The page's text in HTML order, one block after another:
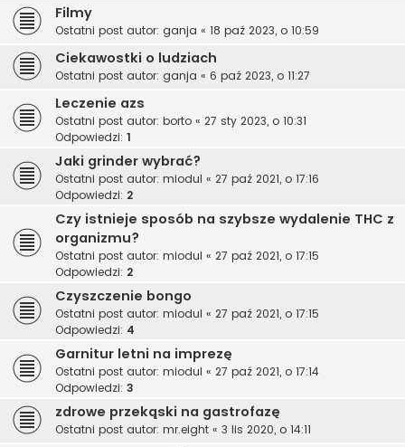
Filmy
Ostatni post autor: ganja « 18 paź 2023, o 10:59
Ciekawostki o ludziach
Ostatni post autor: ganja « 6 paź 2023, o 11:27
Leczenie azs
Ostatni post autor: borto « 27 sty 2023, o 10:31
Odpowiedzi: 1
Jaki grinder wybrać?
Ostatni post autor: miodul « 27 paź 2021, o 17:16
Odpowiedzi: 2
Czy istnieje sposób na szybsze wydalenie THC z
organizmu?
Ostatni post autor: miodul « 27 paź 2021, o 17:15
Odpowiedzi: 2
Czyszczenie bongo
Ostatni post autor: miodul « 27 paź 2021, o 17:15
Odpowiedzi: 4
Garnitur letni na imprezę
Ostatni post autor: miodul « 27 paź 2021, o 17:14
Odpowiedzi: 3
zdrowe przekąski na gastrofazę
Ostatni post autor: mr.eight « 3 lis 2020, o 14:11